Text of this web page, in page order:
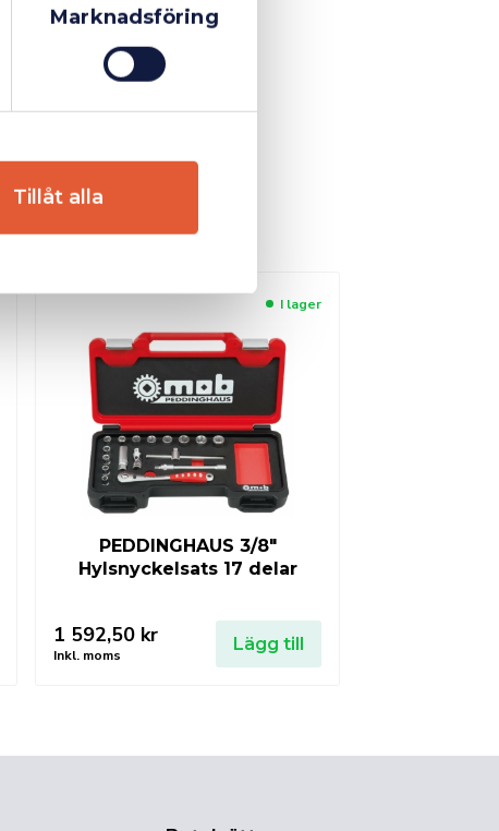
Marknadsföring
Tillåt alla
I lager
PEDDINGHAUS 3/8″
Hylsnyckelsats 17 delar
1 592,50 kr
Inkl. moms
Lägg till